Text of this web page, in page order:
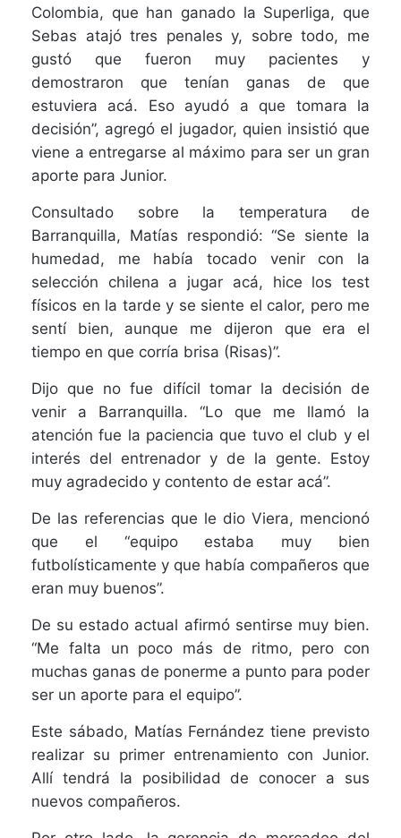
Colombia, que han ganado la Superliga, que
Sebas atajó tres penales y, sobre todo, me
gustó que fueron muy pacientes y
demostraron que tenían ganas de que
estuviera acá. Eso ayudó a que tomara la
decisión”, agregó el jugador, quien insistió que
viene a entregarse al máximo para ser un gran
aporte para Junior.
Consultado sobre la temperatura de
Barranquilla, Matías respondió: “Se siente la
humedad, me había tocado venir con la
selección chilena a jugar acá, hice los test
físicos en la tarde y se siente el calor, pero me
sentí bien, aunque me dijeron que era el
tiempo en que corría brisa (Risas)”.
Dijo que no fue difícil tomar la decisión de
venir a Barranquilla. “Lo que me llamó la
atención fue la paciencia que tuvo el club y el
interés del entrenador y de la gente. Estoy
muy agradecido y contento de estar acá”.
De las referencias que le dio Viera, mencionó
que el “equipo estaba muy bien
futbolísticamente y que había compañeros que
eran muy buenos”.
De su estado actual afirmó sentirse muy bien.
“Me falta un poco más de ritmo, pero con
muchas ganas de ponerme a punto para poder
ser un aporte para el equipo”.
Este sábado, Matías Fernández tiene previsto
realizar su primer entrenamiento con Junior.
Allí tendrá la posibilidad de conocer a sus
nuevos compañeros.